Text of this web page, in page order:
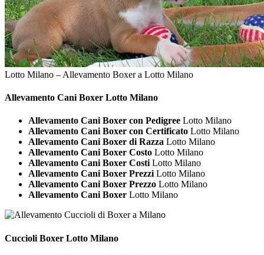
Lotto Milano – Allevamento Boxer a Lotto Milano
Allevamento Cani Boxer Lotto Milano
Allevamento Cani Boxer con Pedigree Lotto Milano
Allevamento Cani Boxer con Certificato Lotto Milano
Allevamento Cani Boxer di Razza Lotto Milano
Allevamento Cani Boxer Costo Lotto Milano
Allevamento Cani Boxer Costi Lotto Milano
Allevamento Cani Boxer Prezzi Lotto Milano
Allevamento Cani Boxer Prezzo Lotto Milano
Allevamento Cani Boxer Lotto Milano
Cuccioli Boxer Lotto Milano